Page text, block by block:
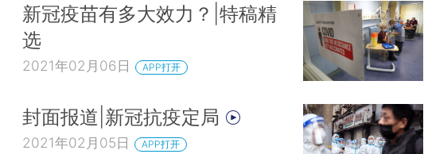
新冠疫苗有多大效力？|特稿精
选
2021年02月06日 APP打开
封面报道|新冠抗疫定局
2021年02月05日 APP打开